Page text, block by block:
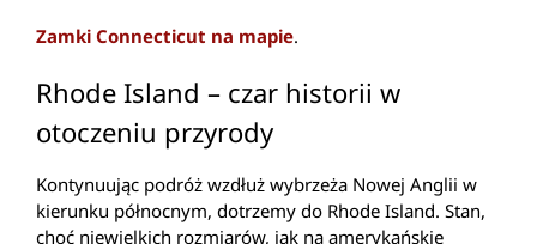
Zamki Connecticut na mapie.
Rhode Island – czar historii w
otoczeniu przyrody
Kontynuując podróż wzdłuż wybrzeża Nowej Anglii w
kierunku północnym, dotrzemy do Rhode Island. Stan,
choć niewielkich rozmiarów, jak na amerykańskie